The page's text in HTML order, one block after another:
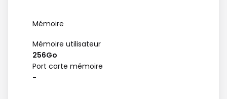
Mémoire
Mémoire utilisateur
256Go
Port carte mémoire
-